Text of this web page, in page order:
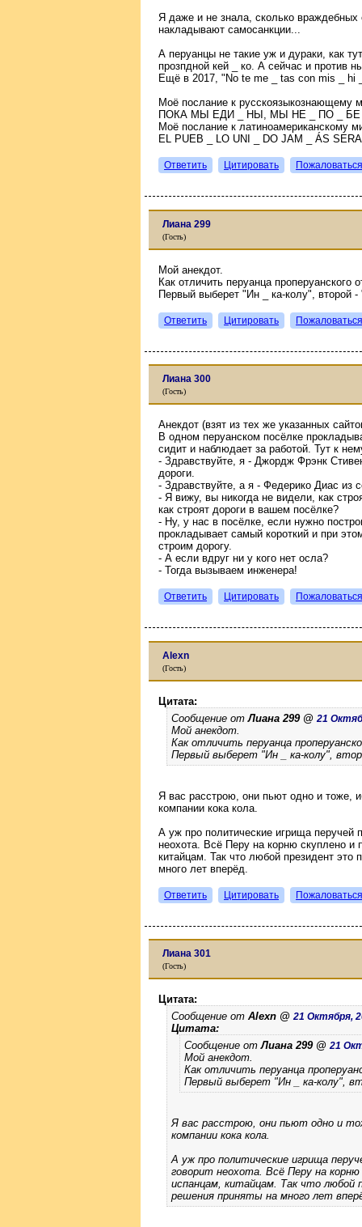
Я даже и не знала, сколько
накладывают самосанкции...
А перуанцы не такие уж и дураки, как
прозпдной кей _ ко. А сейчас и против
Ещё в 2017, "No te me _ tas con mis _
Моё послание к русскоязыкознающему
ПОКА МЫ ЕДИ _ НЫ, МЫ НЕ _ ПО _
Моё послание к латиноамериканскому
EL PUEB _ LO UNI _ DO JAM _ ÁS
Ответить Цитировать Пожаловаться
Лиана 299
(Гость)
Мой анекдот.
Как отличить перуанца проперуанского
Первый выберет "Ин _ ка-колу", второй -
Ответить Цитировать Пожаловаться
Лиана 300
(Гость)
Анекдот (взят из тех же указанных
В одном перуанском посёлке
сидит и наблюдает за работой. Тут к
- Здравствуйте, я - Джордж Фрэнк
дороги.
- Здравствуйте, а я - Федерико Диас из
- Я вижу, вы никогда не видели, как
как строят дороги в вашем посёлке?
- Ну, у нас в посёлке, если нужно
прокладывает самый короткий и при
строим дорогу.
- А если вдруг ни у кого нет осла?
- Тогда вызываем инженера!
Ответить Цитировать Пожаловаться
Alexn
(Гость)
Цитата:
Сообщение отЛиана 299 @ 21
Мой анекдот.
Как отличить перуанца
Первый выберет "Ин _ ка-колу",
Я вас расстрою, они пьют одно и тоже,
компании кока кола.
А уж про политические игрища перучей
неохота. Всё Перу на корню скуплено
китайцам. Так что любой президент это
много лет вперёд.
Ответить Цитировать Пожаловаться
Лиана 301
(Гость)
Цитата:
Сообщение от Alexn @21 Октября,
Цитата:
Сообщение отЛиана 299 @21
Мой анекдот.
Как отличить перуанца
Первый выберет "Ин _ ка-колу",
Я вас расстрою, они пьют одно и
компании кока кола.
А уж про политические игрища
говорит неохота. Всё Перу на
испанцам, китайцам. Так что любой
решения приняты на много лет